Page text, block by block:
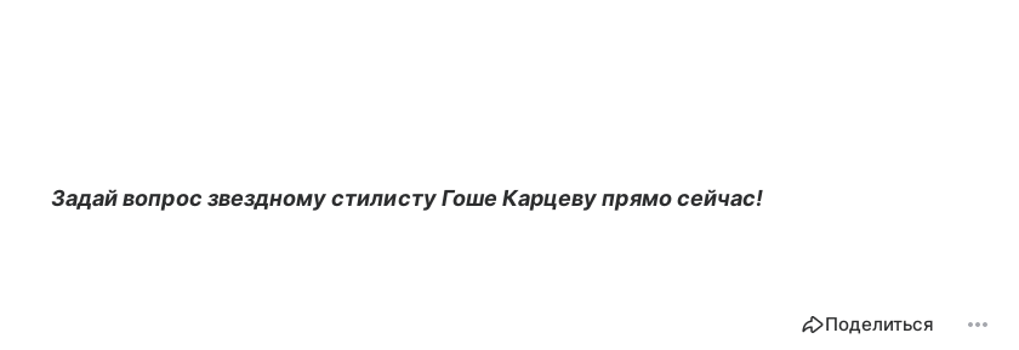
Задай вопрос звездному стилисту Гоше Карцеву прямо сейчас!
Поделиться